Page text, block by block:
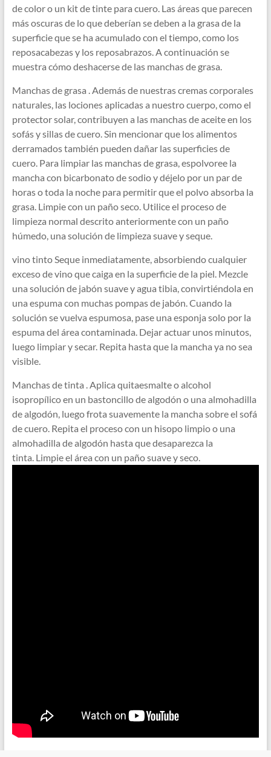
de color o un kit de tinte para cuero. Las áreas que parecen
más oscuras de lo que deberían se deben a la grasa de la
superficie que se ha acumulado con el tiempo, como los
reposacabezas y los reposabrazos. A continuación se
muestra cómo deshacerse de las manchas de grasa.
Manchas de grasa . Además de nuestras cremas corporales
naturales, las lociones aplicadas a nuestro cuerpo, como el
protector solar, contribuyen a las manchas de aceite en los
sofás y sillas de cuero. Sin mencionar que los alimentos
derramados también pueden dañar las superficies de
cuero. Para limpiar las manchas de grasa, espolvoree la
mancha con bicarbonato de sodio y déjelo por un par de
horas o toda la noche para permitir que el polvo absorba la
grasa. Limpie con un paño seco. Utilice el proceso de
limpieza normal descrito anteriormente con un paño
húmedo, una solución de limpieza suave y seque.
vino tinto Seque inmediatamente, absorbiendo cualquier
exceso de vino que caiga en la superficie de la piel. Mezcle
una solución de jabón suave y agua tibia, convirtiéndola en
una espuma con muchas pompas de jabón. Cuando la
solución se vuelva espumosa, pase una esponja solo por la
espuma del área contaminada. Dejar actuar unos minutos,
luego limpiar y secar. Repita hasta que la mancha ya no sea
visible.
Manchas de tinta . Aplica quitaesmalte o alcohol
isopropílico en un bastoncillo de algodón o una almohadilla
de algodón, luego frota suavemente la mancha sobre el sofá
de cuero. Repita el proceso con un hisopo limpio o una
almohadilla de algodón hasta que desaparezca la
tinta. Limpie el área con un paño suave y seco.